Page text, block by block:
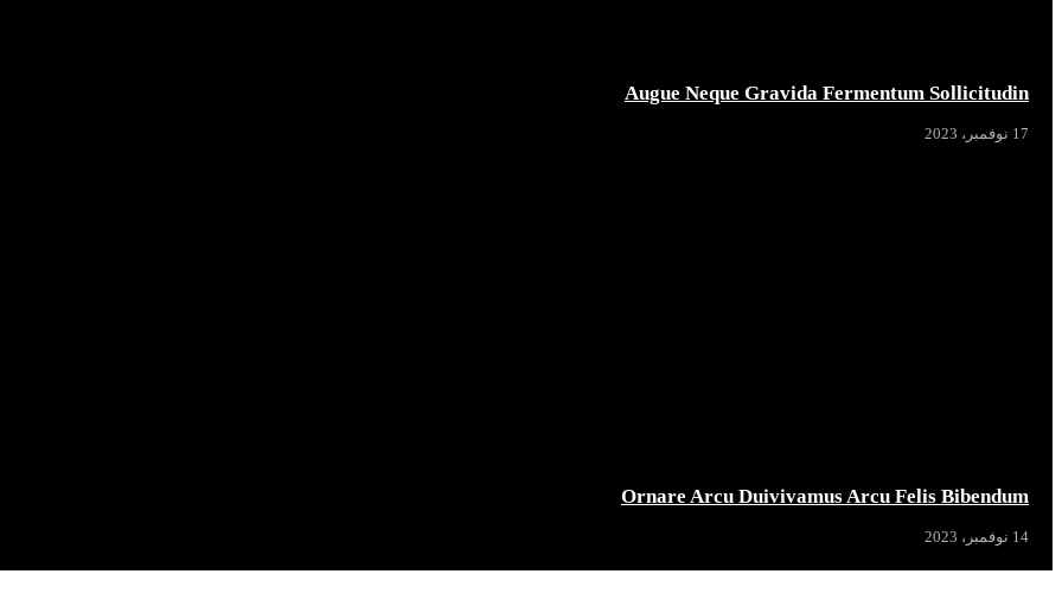
Augue Neque Gravida Fermentum Sollicitudin
17 نوفمبر، 2023
Ornare Arcu Duivivamus Arcu Felis Bibendum
14 نوفمبر، 2023